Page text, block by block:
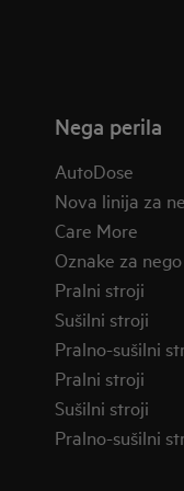
Nega perila
AutoDose
Nova linija za
Care More
Oznake za nego
Pralni stroji
Sušilni stroji
Pralno-sušilni
Pralni stroji
Sušilni stroji
Pralno-sušilni